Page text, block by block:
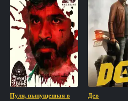
Пуля, выпущенная в
Дев